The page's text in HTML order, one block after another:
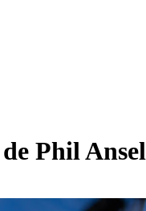
Phil